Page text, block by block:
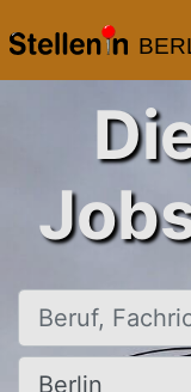
Beruf,
Ort, Stadt